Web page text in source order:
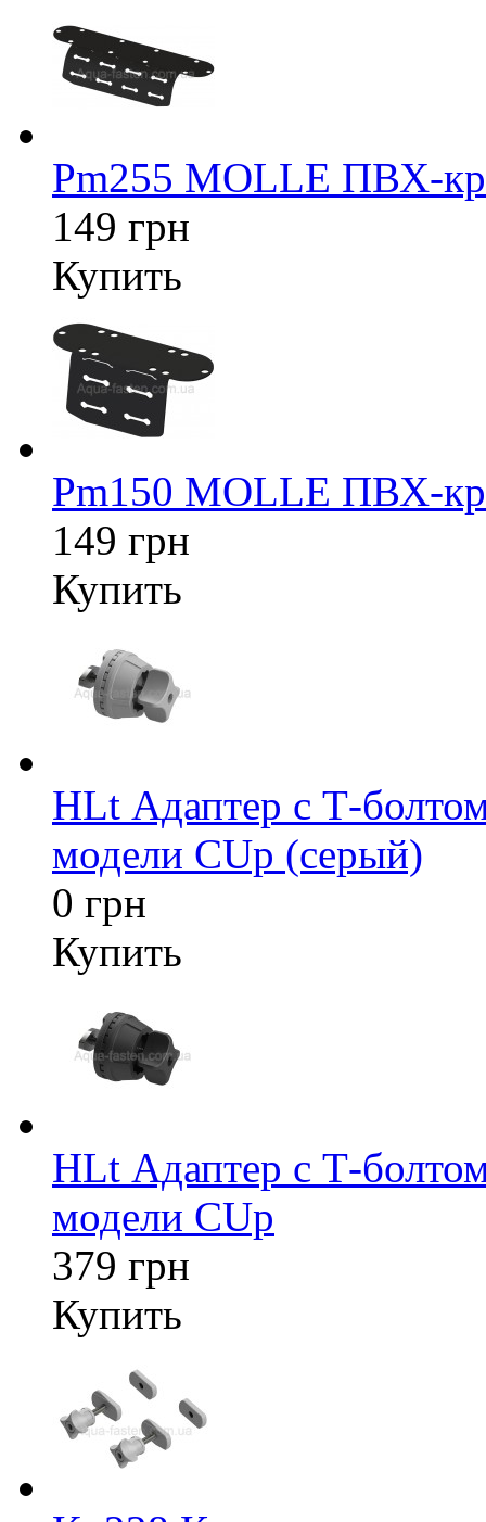
Pm255 MOLLE ПВХ-
149 грн
Купить
Pm150 MOLLE ПВХ-
149 грн
Купить
HLt Адаптер c Т-
модели CUp (серый)
0 грн
Купить
HLt Адаптер c Т-
модели CUp
379 грн
Купить